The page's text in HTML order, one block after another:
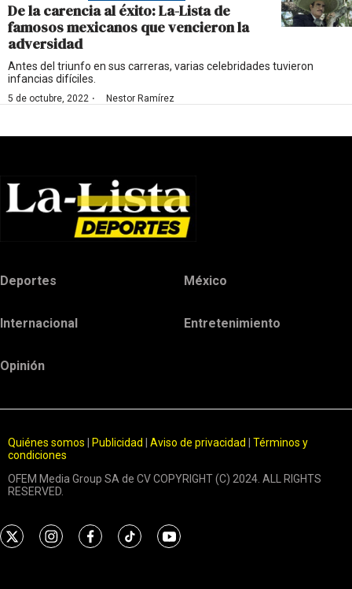
De la carencia al éxito: La-Lista de
famosos mexicanos que vencieron la
adversidad
Antes del triunfo en sus carreras, varias celebridades tuvieron
infancias difíciles.
5 de octubre, 2022 · Nestor Ramírez
Deportes México
Internacional Entretenimiento
Opinión
Quiénes somos Publicidad Aviso de privacidad
Términos y
condiciones
OFEM Media Group SA de CV COPYRIGHT (C) 2024. ALL RIGHTS
RESERVED.
t
i
f
t
y